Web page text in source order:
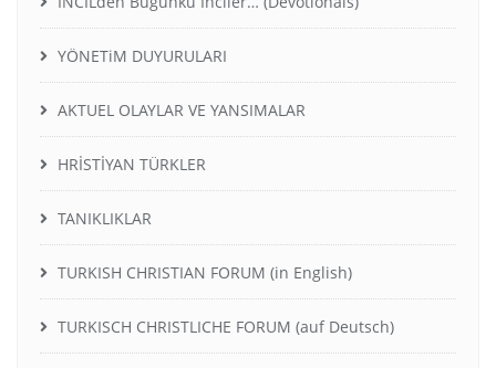
YÖNETiM DUYURULARI
AKTUEL OLAYLAR VE YANSIMALAR
HRİSTİYAN TÜRKLER
TANIKLIKLAR
TURKISH CHRISTIAN FORUM (in English)
TURKISCH CHRISTLICHE FORUM (auf Deutsch)